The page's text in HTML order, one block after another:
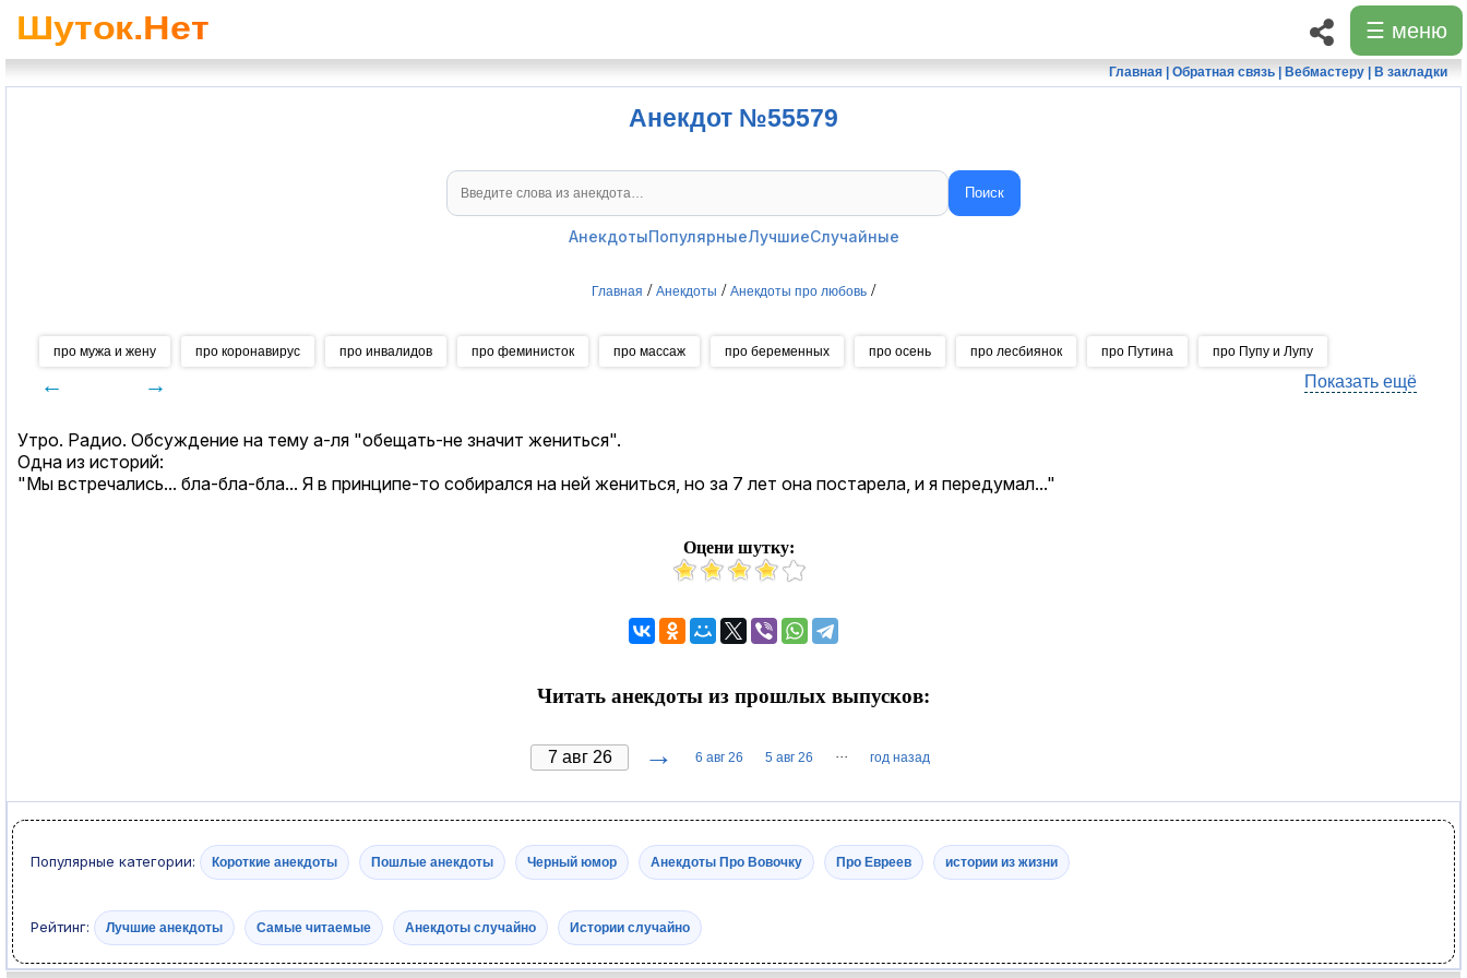
☰ меню
Главная| Обратная связь| Вебмастеру| В закладки
Анекдот №55579
Поиск
АнекдотыПопулярныеЛучшиеСлучайные
Главная / Анекдоты / Анекдоты про любовь /
про мужа и жену про коронавирус про инвалидов про феминисток про массаж про беременных про осень про лесбиянок про Путина про Пупу и Лупу
← → Показать ещё
Утро. Радио. Обсуждение на тему а-ля "обещать-не значит жениться".
Одна из историй:
"Мы встречались... бла-бла-бла... Я в принципе-то собирался на ней жениться, но за 7 лет она постарела, и я передумал..."
Оцени шутку:
Читать анекдоты из прошлых выпусков:
→ 6 авг 26 5 авг 26 ··· год назад
Популярные категории: Короткие анекдоты Пошлые анекдоты Черный юмор Анекдоты Про Вовочку Про Евреев истории из жизни
Рейтинг: Лучшие анекдоты Самые читаемые Анекдоты случайно Истории случайно